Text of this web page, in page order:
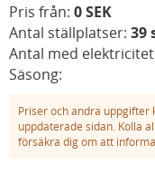
Pris från: 0 SEK
Antal ställplatser: 39
Antal med
Säsong:
Priser och andra uppgifter
uppdaterade sidan. Kolla
försäkra dig om att